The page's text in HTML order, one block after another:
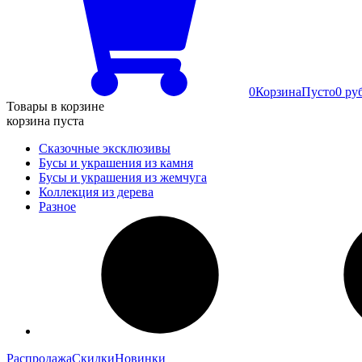
0КорзинаПусто0
Товары в корзине
корзина пуста
Сказочные эксклюзивы
Бусы и украшения из камня
Бусы и украшения из жемчуга
Коллекция из дерева
Разное
РаспродажаСкидкиНовинки